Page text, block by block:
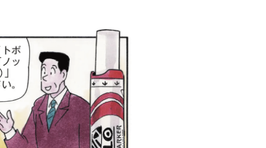
エナージェル コハレ
スマッシュ 限定 ダイヤ
モンドメタリックカラ
ーズ